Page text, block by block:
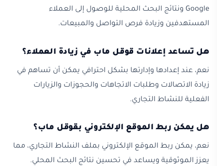
Google ونتائج البحث المحلية للوصول إلى العملاء
المستهدفين وزيادة فرص التواصل والمبيعات.
هل تساعد إعلانات قوقل ماب في زيادة العملاء؟
نعم، عند إعدادها وإدارتها بشكل احترافي يمكن أن تساهم في
زيادة الاتصالات وطلبات الاتجاهات والحجوزات والزيارات
الفعلية للنشاط التجاري.
هل يمكن ربط الموقع الإلكتروني بقوقل ماب؟
نعم، يمكن ربط الموقع الإلكتروني بملف النشاط التجاري، مما
يعزز الموثوقية ويساعد في تحسين نتائج البحث المحلي.